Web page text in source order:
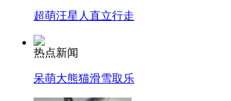
超萌汪星人直立行走
热点新闻
呆萌大熊猫滑雪取乐